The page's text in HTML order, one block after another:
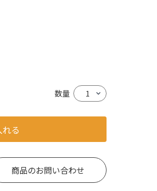
数量
る
商品のお問い合わせ